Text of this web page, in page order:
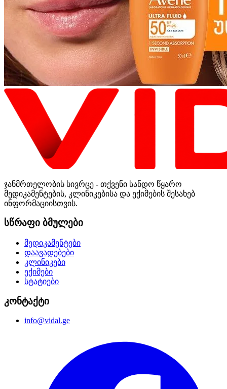
ჯანმრთელობის სივრცე - თქვენი სანდო წყარო
მედიკამენტების, კლინიკებისა და ექიმების შესახებ
ინფორმაციისთვის.
სწრაფი ბმულები
მედიკამენტები
დაავადებები
კლინიკები
ექიმები
სტატიები
კონტაქტი
info@vidal.ge